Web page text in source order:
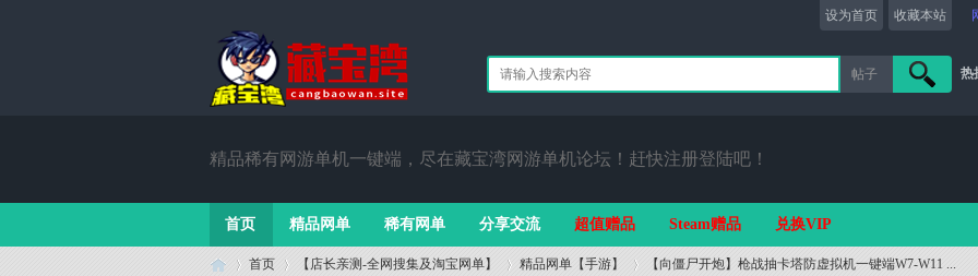
设为首页 收藏本站
帖子
热
精品稀有网游单机一键端，尽在藏宝湾网游单机论坛！赶快注册登陆吧！
首页 精品网单 稀有网单 分享交流 超值赠品 Steam赠品 兑换VIP
首页 【店长亲测-全网搜集及淘宝网单】 精品网单【手游】 【向僵尸开炮】枪战抽卡塔防虚拟机一键端W7-W11 ...